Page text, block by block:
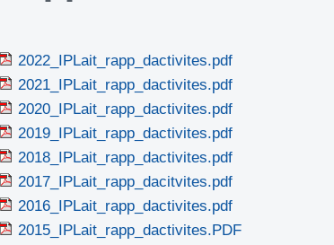
2022_IPLait_rapp_dactivites.pdf
2021_IPLait_rapp_dactivites.pdf
2020_IPLait_rapp_dactivites.pdf
2019_IPLait_rapp_dactivites.pdf
2018_IPLait_rapp_dactivites.pdf
2017_IPLait_rapp_dacitvites.pdf
2016_IPLait_rapp_dactivites.pdf
2015_IPLait_rapp_dactivites.PDF